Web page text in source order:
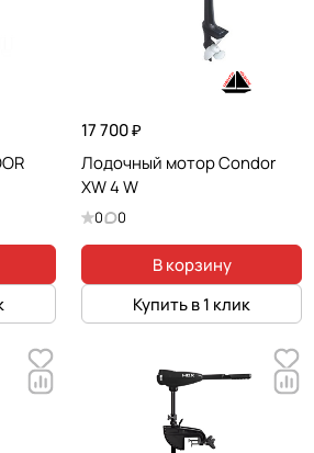
17 700 ₽
Лодочный мотор Condor
XW 4 W
0 0
В корзину
Купить в 1 клик